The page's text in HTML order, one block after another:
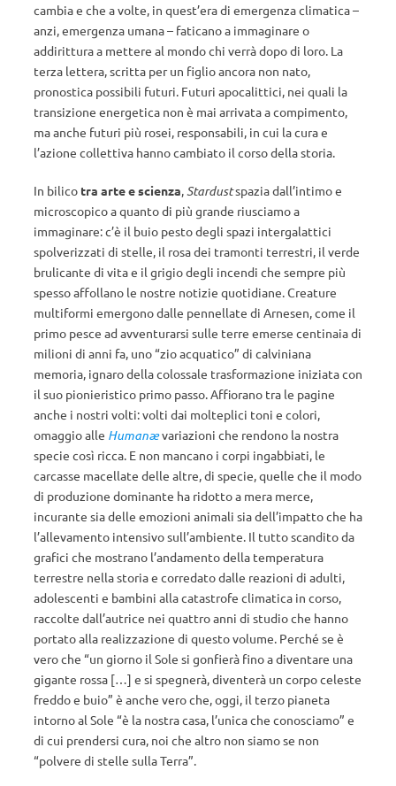
cambia e che a volte, in quest’era di emergenza climatica –
anzi, emergenza umana – faticano a immaginare o
addirittura a mettere al mondo chi verrà dopo di loro. La
terza lettera, scritta per un figlio ancora non nato,
pronostica possibili futuri. Futuri apocalittici, nei quali la
transizione energetica non è mai arrivata a compimento,
ma anche futuri più rosei, responsabili, in cui la cura e
l’azione collettiva hanno cambiato il corso della storia.
In bilico tra arte e scienza,Stardustspazia dall’intimo e
microscopico a quanto di più grande riusciamo a
immaginare: c’è il buio pesto degli spazi intergalattici
spolverizzati di stelle, il rosa dei tramonti terrestri, il verde
brulicante di vita e il grigio degli incendi che sempre più
spesso affollano le nostre notizie quotidiane. Creature
multiformi emergono dalle pennellate di Arnesen, come il
primo pesce ad avventurarsi sulle terre emerse centinaia di
milioni di anni fa, uno “zio acquatico” di calviniana
memoria, ignaro della colossale trasformazione iniziata con
il suo pionieristico primo passo. Affiorano tra le pagine
anche i nostri volti: volti dai molteplici toni e colori,
omaggio alle Humanævariazioni che rendono la nostra
specie così ricca. E non mancano i corpi ingabbiati, le
carcasse macellate delle altre, di specie, quelle che il modo
di produzione dominante ha ridotto a mera merce,
incurante sia delle emozioni animali sia dell’impatto che ha
l’allevamento intensivo sull’ambiente. Il tutto scandito da
grafici che mostrano l’andamento della temperatura
terrestre nella storia e corredato dalle reazioni di adulti,
adolescenti e bambini alla catastrofe climatica in corso,
raccolte dall’autrice nei quattro anni di studio che hanno
portato alla realizzazione di questo volume. Perché se è
vero che “un giorno il Sole si gonfierà fino a diventare una
gigante rossa […] e si spegnerà, diventerà un corpo celeste
freddo e buio” è anche vero che, oggi, il terzo pianeta
intorno al Sole “è la nostra casa, l’unica che conosciamo” e
di cui prendersi cura, noi che altro non siamo se non
“polvere di stelle sulla Terra”.